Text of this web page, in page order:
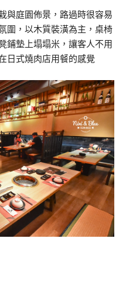
與庭園佈景，路過時很容易
圍，以木質裝潢為主，桌椅
鋪墊上塌塌米，讓客人不用
日式燒肉店用餐的感覺